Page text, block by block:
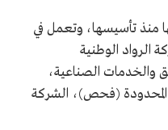
منذ تأسيسها، وتعمل في
الرواد الوطنية
والخدمات الصناعية،
المحدودة (فحص)، الشركة